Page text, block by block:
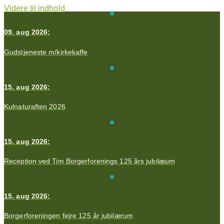
Videre til indhold
09. aug 2026:
Gudstjeneste m/kirkekaffe
15. aug 2026:
Kulnaturaften 2026
15. aug 2026:
Reception ved Tim Borgerforenings 125 års jubilæum
15. aug 2026:
Borgerforeningen fejre 125 år jubilærum